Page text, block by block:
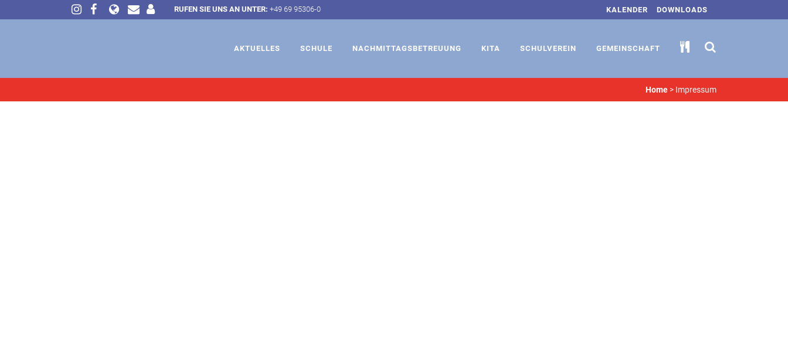
RUFEN SIE UNS AN UNTER: +49 69 95306-0 KALENDER DOWNLOADS
AKTUELLES SCHULE NACHMITTAGSBETREUUNG KITA SCHULVEREIN GEMEINSCHAFT
Home > Impressum